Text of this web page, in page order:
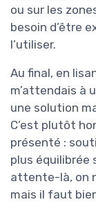
ou sur les
besoin d’être
l’utiliser.
Au final, en
m’attendais à
une solution
C’est plutôt
présenté :
plus équilibrée
attente-là, on
mais il faut